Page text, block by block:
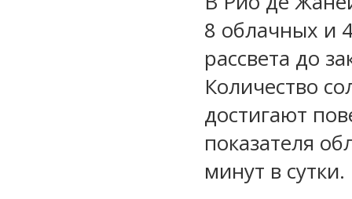
8 облачных и
рассвета до
Количество
достигают
показателя
минут в сутки.